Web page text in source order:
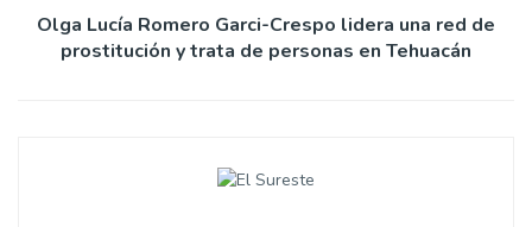
Olga Lucía Romero Garci-Crespo lidera una red de
prostitución y trata de personas en Tehuacán